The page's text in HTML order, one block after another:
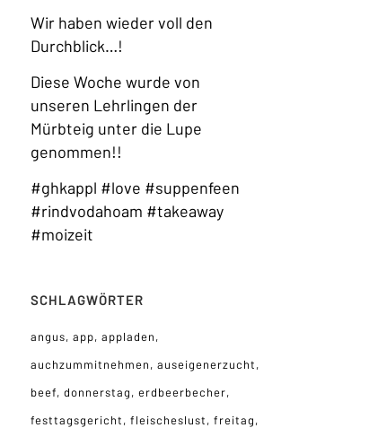
Wir haben wieder voll den
Durchblick…!
Diese Woche wurde von
unseren Lehrlingen der
Mürbteig unter die Lupe
genommen!!
#ghkappl #love #suppenfeen
#rindvodahoam #takeaway
#moizeit
SCHLAGWÖRTER
angus app appladen
auchzummitnehmen
auseigenerzucht
beef donnerstag
erdbeerbecher
festtagsgericht
fleischeslust
freitag